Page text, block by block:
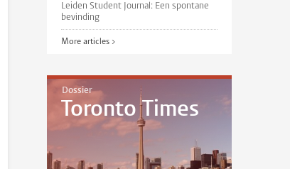
Leiden Student Journal: Een spontane
bevinding
More articles >
Dossier
Toronto Times